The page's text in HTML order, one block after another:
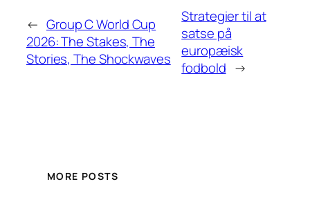
← Group C World Cup
2026: The Stakes, The
Stories, The Shockwaves
Strategier til at
satse på
europæisk
fodbold →
MORE POSTS